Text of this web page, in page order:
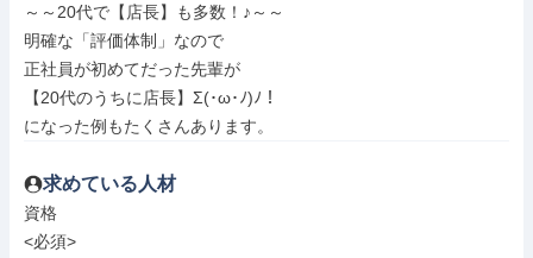
～～20代で【店長】も多数！♪～～
明確な「評価体制」なので
正社員が初めてだった先輩が
【20代のうちに店長】Σ(･ω･ﾉ)ﾉ！
になった例もたくさんあります。
求めている人材
資格
<必須>